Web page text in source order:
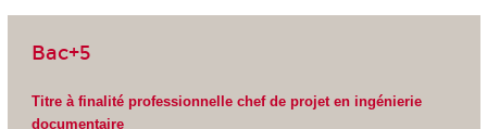
Bac+5
Titre à finalité professionnelle chef de projet en ingénierie
documentaire